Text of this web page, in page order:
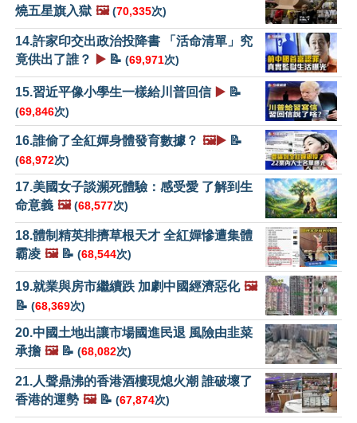
燒五星旗入獄 🖼️ (70,335次)
14.許家印交出政治投降書 「活命清單」究
竟供出了誰？
▶️ 📝 (69,971次)
15.習近平像小學生一樣給川普回信 ▶️ 📝
(69,846次)
16.誰偷了全紅嬋身體發育數據？ 🖼️▶️ 📝
(68,972次)
17.美國女子談瀕死體驗：感受愛 了解到生
命意義 🖼️ (68,577次)
18.體制精英排擠草根天才 全紅嬋慘遭集體
霸凌 🖼️📝 (68,544次)
19.就業與房市繼續跌 加劇中國經濟惡化 🖼️
📝 (68,369次)
20.中國土地出讓市場國進民退 風險由韭菜
承擔 🖼️📝 (68,082次)
21.人聲鼎沸的香港酒樓現熄火潮 誰破壞了
香港的運勢 🖼️📝 (67,874次)